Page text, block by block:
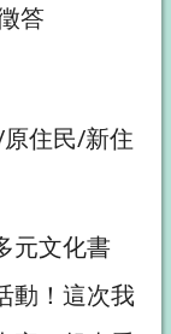
答
住民/新住
元文化書
動！這次我